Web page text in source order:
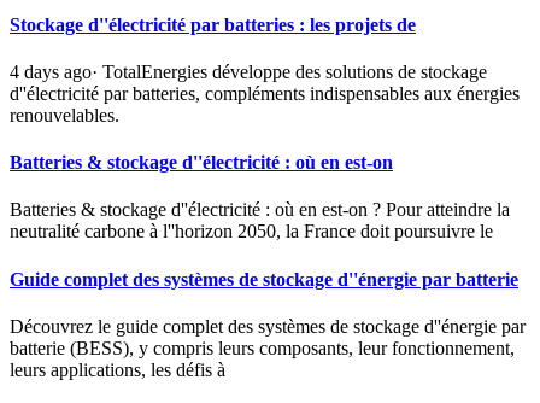
Stockage d''électricité par batteries : les projets de
4 days ago· TotalEnergies développe des solutions de stockage
d''électricité par batteries, compléments indispensables aux énergies
renouvelables.
Batteries & stockage d''électricité : où en est-on
Batteries & stockage d''électricité : où en est-on ? Pour atteindre la
neutralité carbone à l''horizon 2050, la France doit poursuivre le
Guide complet des systèmes de stockage d''énergie par batterie
Découvrez le guide complet des systèmes de stockage d''énergie par
batterie (BESS), y compris leurs composants, leur fonctionnement,
leurs applications, les défis à